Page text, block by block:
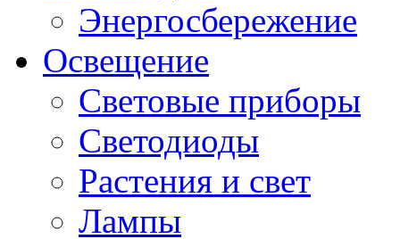
Энергосбережение
Освещение
Световые приборы
Светодиоды
Растения и свет
Лампы